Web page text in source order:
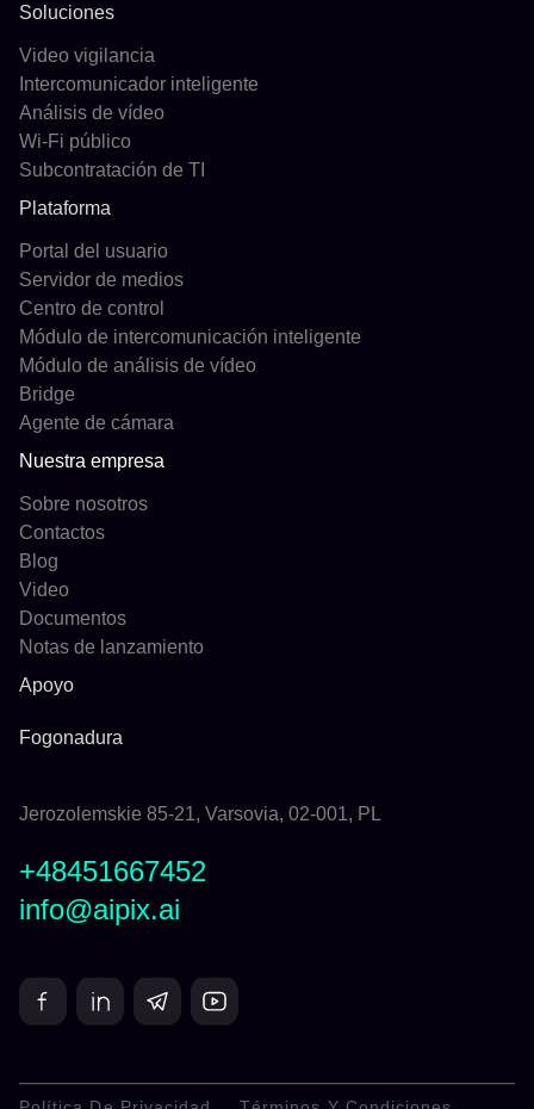
Soluciones
Video vigilancia
Intercomunicador inteligente
Análisis de vídeo
Wi-Fi público
Subcontratación de TI
Plataforma
Portal del usuario
Servidor de medios
Centro de control
Módulo de intercomunicación inteligente
Módulo de análisis de vídeo
Bridge
Agente de cámara
Nuestra empresa
Sobre nosotros
Contactos
Blog
Video
Documentos
Notas de lanzamiento
Apoyo
Fogonadura
Jerozolemskie 85-21, Varsovia, 02-001, PL
+48451667452
info@aipix.ai